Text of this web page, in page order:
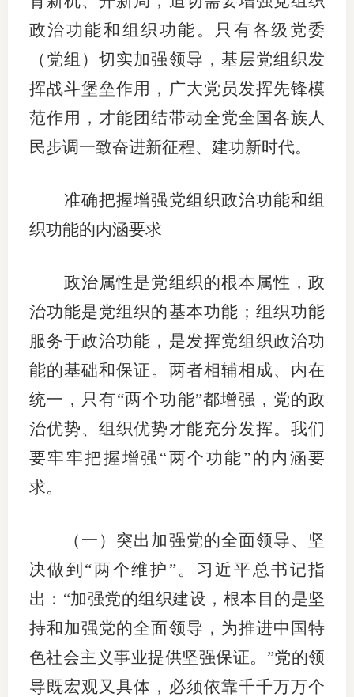
政治功能和组织功能。只有各级党委
（党组）切实加强领导，基层党组织发
挥战斗堡垒作用，广大党员发挥先锋模
范作用，才能团结带动全党全国各族人
民步调一致奋进新征程、建功新时代。
准确把握增强党组织政治功能和组
织功能的内涵要求
政治属性是党组织的根本属性，政
治功能是党组织的基本功能；组织功能
服务于政治功能，是发挥党组织政治功
能的基础和保证。两者相辅相成、内在
统一，只有“两个功能”都增强，党的政
治优势、组织优势才能充分发挥。我们
要牢牢把握增强“两个功能”的内涵要
求。
（一）突出加强党的全面领导、坚
决做到“两个维护”。习近平总书记指
出：“加强党的组织建设，根本目的是坚
持和加强党的全面领导，为推进中国特
色社会主义事业提供坚强保证。”党的领
导既宏观又具体，必须依靠千千万万个